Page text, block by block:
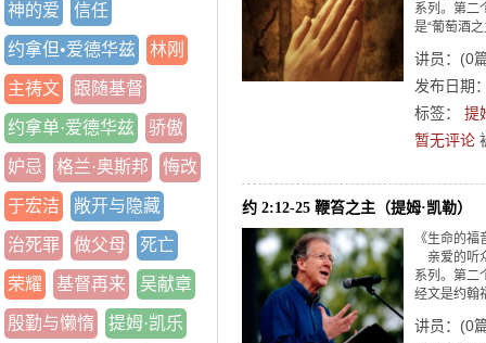
神的爱 信任
约拿但•爱德华兹 林刚
主祷文 跟随基督
约拿单·爱德华兹 骄傲
妒忌 格兰·奥斯邦 悔改
于宏洁 敞开与隐藏
治死罪 做父母 死亡
荣耀 基督再来 吴献章
殷勤与懒惰 提姆·凯乐
系列。第二
是“葡萄酒
讲员： (0
发布日期
标签： 提
暂无评论
约 2:12-25 鞭笞之主（提姆·凯勒）
《生命的
亲爱的听
系列。第二
经文是约翰
讲员： (0